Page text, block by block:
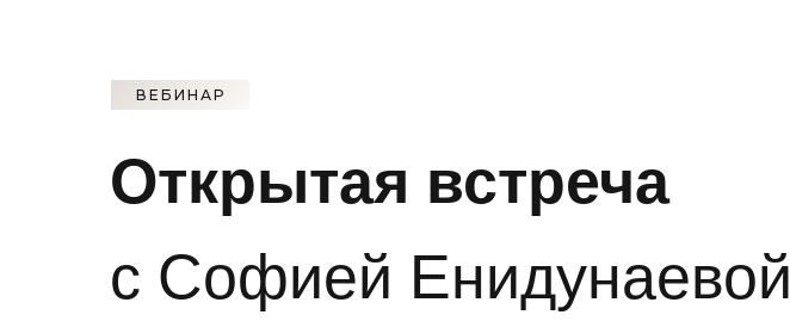
Открытая встреча
с Софией Енидунаевой
ВЕБИНАР